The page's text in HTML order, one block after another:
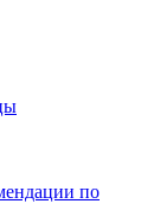
по